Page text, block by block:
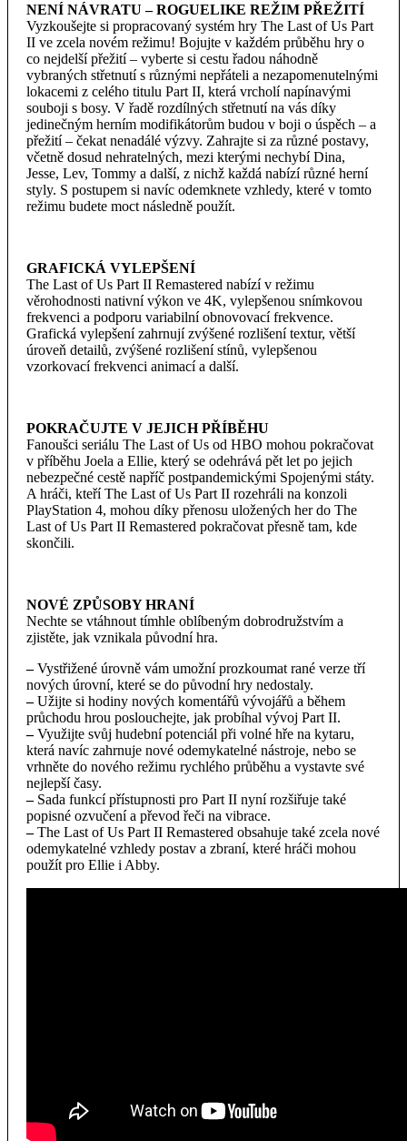
NENÍ NÁVRATU – ROGUELIKE REŽIM PŘEŽITÍ
Vyzkoušejte si propracovaný systém hry The Last of Us Part
II ve zcela novém režimu! Bojujte v každém průběhu hry o
co nejdelší přežití – vyberte si cestu řadou náhodně
vybraných střetnutí s různými nepřáteli a nezapomenutelnými
lokacemi z celého titulu Part II, která vrcholí napínavými
souboji s bosy. V řadě rozdílných střetnutí na vás díky
jedinečným herním modifikátorům budou v boji o úspěch – a
přežití – čekat nenadálé výzvy. Zahrajte si za různé postavy,
včetně dosud nehratelných, mezi kterými nechybí Dina,
Jesse, Lev, Tommy a další, z nichž každá nabízí různé herní
styly. S postupem si navíc odemknete vzhledy, které v tomto
režimu budete moct následně použít.
GRAFICKÁ VYLEPŠENÍ
The Last of Us Part II Remastered nabízí v režimu
věrohodnosti nativní výkon ve 4K, vylepšenou snímkovou
frekvenci a podporu variabilní obnovovací frekvence.
Grafická vylepšení zahrnují zvýšené rozlišení textur, větší
úroveň detailů, zvýšené rozlišení stínů, vylepšenou
vzorkovací frekvenci animací a další.
POKRAČUJTE V JEJICH PŘÍBĚHU
Fanoušci seriálu The Last of Us od HBO mohou pokračovat
v příběhu Joela a Ellie, který se odehrává pět let po jejich
nebezpečné cestě napříč postpandemickými Spojenými státy.
A hráči, kteří The Last of Us Part II rozehráli na konzoli
PlayStation 4, mohou díky přenosu uložených her do The
Last of Us Part II Remastered pokračovat přesně tam, kde
skončili.
NOVÉ ZPŮSOBY HRANÍ
Nechte se vtáhnout tímhle oblíbeným dobrodružstvím a
zjistěte, jak vznikala původní hra.
–Vystřižené úrovně vám umožní prozkoumat rané verze tří
nových úrovní, které se do původní hry nedostaly.
–Užijte si hodiny nových komentářů vývojářů a během
průchodu hrou poslouchejte, jak probíhal vývoj Part II.
–Využijte svůj hudební potenciál při volné hře na kytaru,
která navíc zahrnuje nové odemykatelné nástroje, nebo se
vrhněte do nového režimu rychlého průběhu a vystavte své
nejlepší časy.
–Sada funkcí přístupnosti pro Part II nyní rozšiřuje také
popisné ozvučení a převod řeči na vibrace.
–The Last of Us Part II Remastered obsahuje také zcela nové
odemykatelné vzhledy postav a zbraní, které hráči mohou
použít pro Ellie i Abby.